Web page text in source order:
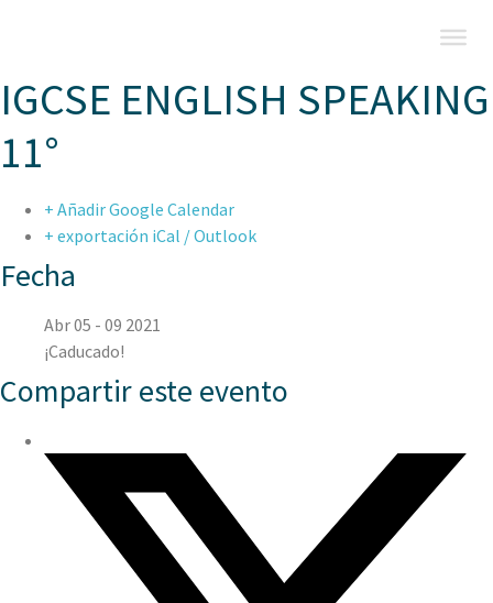
IGCSE ENGLISH SPEAKING
11°
+ Añadir Google Calendar
+ exportación iCal / Outlook
Fecha
Abr 05 - 09 2021
¡Caducado!
Compartir este evento